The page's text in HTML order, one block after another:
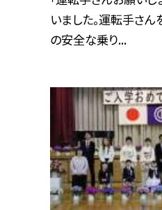
いました。運転手さん
の安全な乗り...